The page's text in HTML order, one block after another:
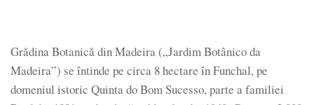
Grădina Botanică din Madeira („Jardim Botânico da
Madeira”) se întinde pe circa 8 hectare în Funchal, pe
domeniul istoric Quinta do Bom Sucesso, parte a familiei